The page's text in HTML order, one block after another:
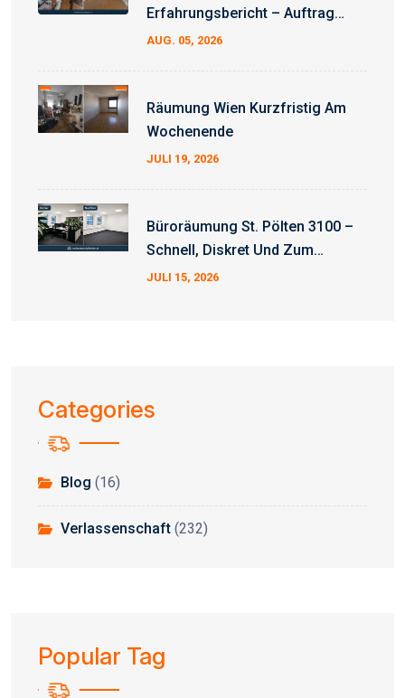
Erfahrungsbericht – Auftrag
Erfolgreich Abgeschlossen
AUG. 05, 2026
Räumung Wien Kurzfristig Am
Wochenende
JULI 19, 2026
Büroräumung St. Pölten 3100 –
Schnell, Diskret Und Zum
Fixpreis
JULI 15, 2026
Categories
Blog (16)
Verlassenschaft (232)
Popular Tag